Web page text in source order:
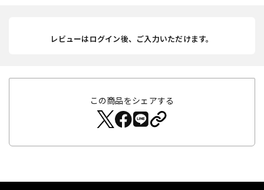
レビューはログイン後、ご入力いただけます。
この商品をシェアする